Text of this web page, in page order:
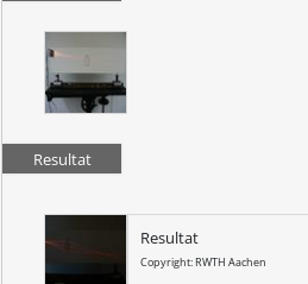
Resultat
Resultat
Copyright: RWTH Aachen